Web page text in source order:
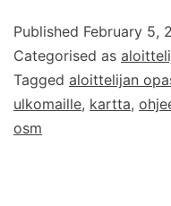
Published February 5,
Categorised as
Tagged aloittelijan
ulkomaille, kartta,
osm